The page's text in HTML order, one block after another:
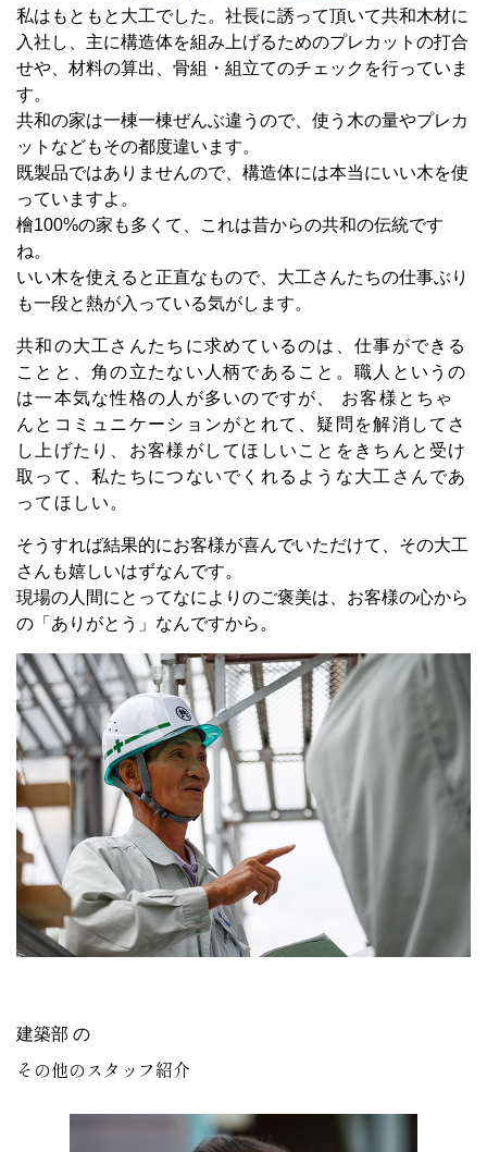
私はもともと大工でした。社長に誘って頂いて共和木材に
入社し、主に構造体を組み上げるためのプレカットの打合
せや、材料の算出、骨組・組立てのチェックを行っていま
す。
共和の家は一棟一棟ぜんぶ違うので、使う木の量やプレカ
ットなどもその都度違います。
既製品ではありませんので、構造体には本当にいい木を使
っていますよ。
檜100%の家も多くて、これは昔からの共和の伝統です
ね。
いい木を使えると正直なもので、大工さんたちの仕事ぶり
も一段と熱が入っている気がします。
共和の大工さんたちに求めているのは、仕事ができる
ことと、角の立たない人柄であること。職人というの
は一本気な性格の人が多いのですが、 お客様とちゃ
んとコミュニケーションがとれて、疑問を解消してさ
し上げたり、お客様がしてほしいことをきちんと受け
取って、私たちにつないでくれるような大工さんであ
ってほしい。
そうすれば結果的にお客様が喜んでいただけて、その大工
さんも嬉しいはずなんです。
現場の人間にとってなによりのご褒美は、お客様の心から
の「ありがとう」なんですから。
建築部 の
その他のスタッフ紹介